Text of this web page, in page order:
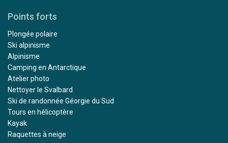
Points forts
Plongée polaire
Ski alpinisme
Alpinisme
Camping en Antarctique
Atelier photo
Nettoyer le Svalbard
Ski de randonnée Géorgie du Sud
Tours en hélicoptère
Kayak
Raquettes à neige